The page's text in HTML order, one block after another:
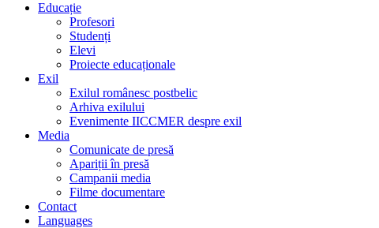
Educație
Profesori
Studenți
Elevi
Proiecte educaționale
Exil
Exilul românesc postbelic
Arhiva exilului
Evenimente IICCMER despre exil
Media
Comunicate de presă
Apariții în presă
Campanii media
Filme documentare
Contact
Languages